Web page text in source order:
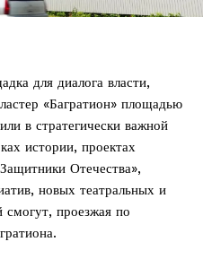
для диалога власти,
«Багратион» площадью
в стратегически важной
истории, проектах
Отечества»,
новых театральных и
проезжая по